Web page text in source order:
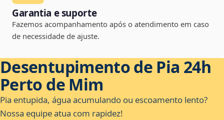
Garantia e suporte
Fazemos acompanhamento após o atendimento em caso
de necessidade de ajuste.
Desentupimento de Pia 24h
Perto de Mim
Pia entupida, água acumulando ou escoamento lento?
Nossa equipe atua com rapidez!